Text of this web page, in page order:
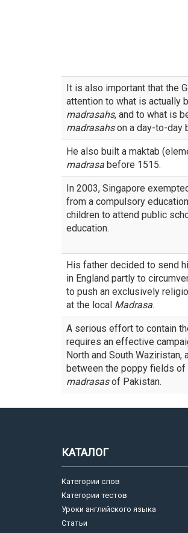
It is also important that the
attention to what is actually
madrasahs, and to what is
madrasahson a day-to-day
He also built a maktab
madrasa before 1515.
In 2003, Singapore
from a compulsory
children to attend public
education.
His father decided to send
in England partly to
to push an exclusively
at the local Madrasa.
A serious effort to contain
requires an effective
North and South Waziristan,
between the poppy fields of
madrasasof Pakistan.
КАТАЛОГ
Категории слов
Категории тестов
Уроки английского языка
Статьи